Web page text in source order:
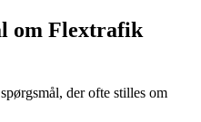
om Flextrafik
der ofte stilles om